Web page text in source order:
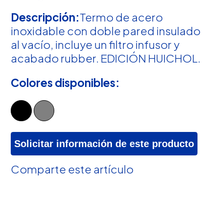
Descripción:Termo de acero
inoxidable con doble pared insulado
al vacío, incluye un filtro infusor y
acabado rubber. EDICIÓN HUICHOL.
Colores disponibles:
Solicitar información de este producto
Comparte este artículo